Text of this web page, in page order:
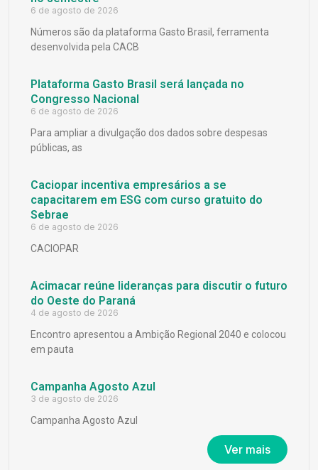
6 de agosto de 2026
Números são da plataforma Gasto Brasil, ferramenta
desenvolvida pela CACB
Plataforma Gasto Brasil será lançada no
Congresso Nacional
6 de agosto de 2026
Para ampliar a divulgação dos dados sobre despesas
públicas, as
Caciopar incentiva empresários a se
capacitarem em ESG com curso gratuito do
Sebrae
6 de agosto de 2026
CACIOPAR
Acimacar reúne lideranças para discutir o futuro
do Oeste do Paraná
4 de agosto de 2026
Encontro apresentou a Ambição Regional 2040 e colocou
em pauta
Campanha Agosto Azul
3 de agosto de 2026
Campanha Agosto Azul
Ver mais